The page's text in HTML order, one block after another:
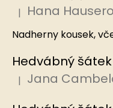
Hodnocení produktu
| Hana
Nadherny kousek,
Hodnocení produktu
| Jana